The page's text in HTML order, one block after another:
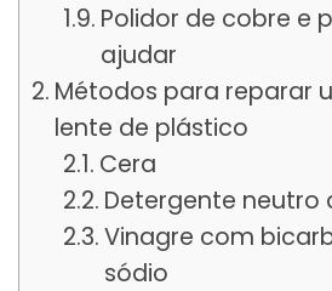
Polidor de cobre e
ajudar
Métodos para reparar
lente de plástico
Cera
Detergente neutro
Vinagre com
sódio